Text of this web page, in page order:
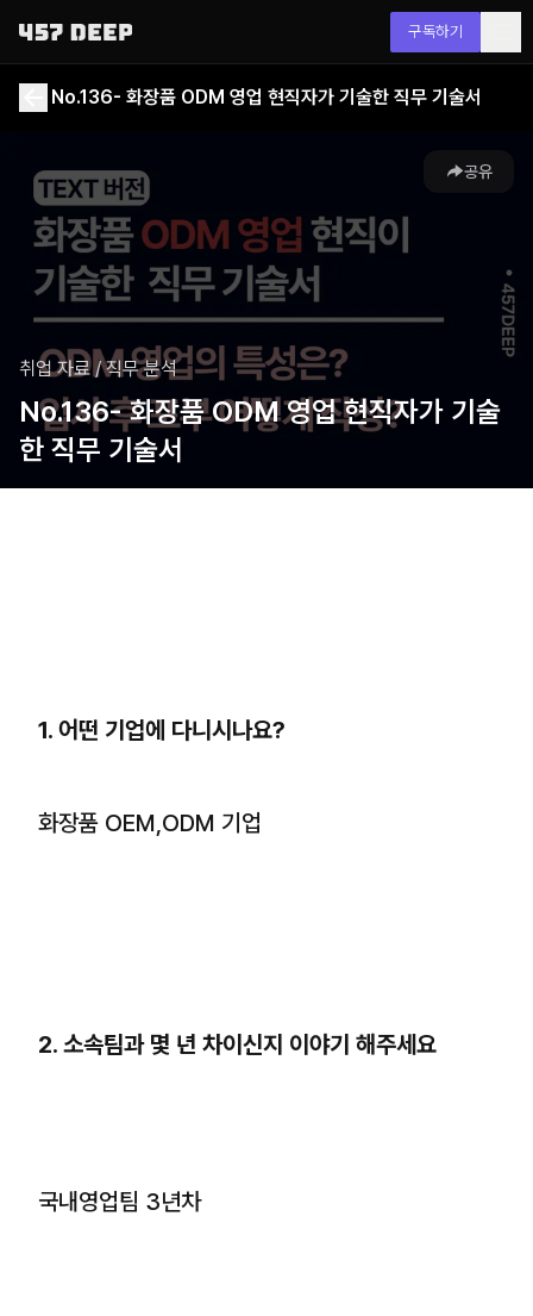
구독하기
No.136- 화장품 ODM 영업 현직자가 기술한 직무 기술서
공유
취업 자료/직무 분석
No.136- 화장품 ODM 영업 현직자가 기술
한 직무 기술서
1. 어떤 기업에 다니시나요?
화장품 OEM,ODM 기업
2. 소속팀과 몇 년 차이신지 이야기 해주세요
국내영업팀 3년차